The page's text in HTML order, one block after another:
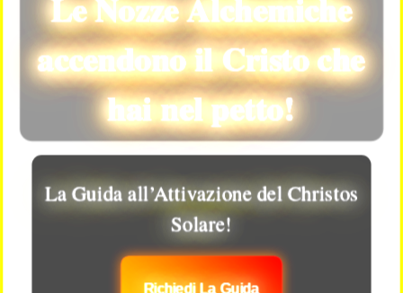
Le Nozze Alchemiche
accendono il Cristo che
hai nel petto!
La Guida all’Attivazione del Christos
Solare!
Richiedi La Guida